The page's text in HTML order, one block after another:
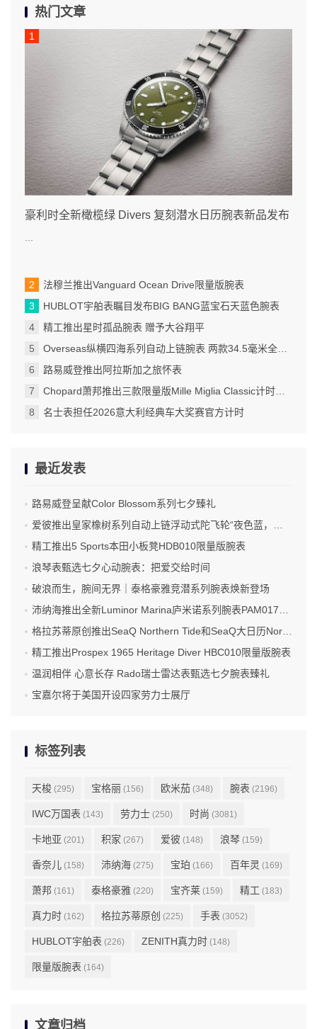
热门文章
豪利时全新橄榄绿 Divers 复刻潜水日历腕表新品发布
法穆兰推出Vanguard Ocean Drive限量版腕表
HUBLOT宇舶表瞩目发布BIG BANG蓝宝石天蓝色腕表
精工推出星时孤品腕表 赠予大谷翔平
Overseas纵横四海系列自动上链腕表 两款34.5毫米全新款式设计 大胆醒目的绚彩配色 为运动时尚腕表增添温婉柔美的女性特质
路易威登推出阿拉斯加之旅怀表
Chopard萧邦推出三款限量版Mille Miglia Classic计时码表
名士表担任2026意大利经典车大奖赛官方计时
最近发表
路易威登呈献Color Blossom系列七夕臻礼
爱彼推出皇家橡树系列自动上链浮动式陀飞轮“夜色蓝，云50”陶瓷腕表
精工推出5 Sports本田小板凳HDB010限量版腕表
浪琴表甄选七夕心动腕表：把爱交给时间
破浪而生，腕间无界｜泰格豪雅竞潜系列腕表焕新登场
沛纳海推出全新Luminor Marina庐米诺系列腕表PAM01707 标志性设计融合高科技材质
格拉苏蒂原创推出SeaQ Northern Tide和SeaQ大日历Northern Tide限量版腕表
精工推出Prospex 1965 Heritage Diver HBC010限量版腕表
温润相伴 心意长存 Rado瑞士雷达表甄选七夕腕表臻礼
宝嘉尔将于美国开设四家劳力士展厅
标签列表
天梭 (295) 宝格丽 (156) 欧米茄 (348) 腕表 (2196)
IWC万国表 (143) 劳力士 (250) 时尚 (3081)
卡地亚 (201) 积家 (267) 爱彼 (148) 浪琴 (159)
香奈儿 (158) 沛纳海 (275) 宝珀 (166) 百年灵 (169)
萧邦 (161) 泰格豪雅 (220) 宝齐莱 (159) 精工 (183)
真力时 (162) 格拉苏蒂原创 (225) 手表 (3052)
HUBLOT宇舶表 (226) ZENITH真力时 (148)
限量版腕表 (164)
文章归档